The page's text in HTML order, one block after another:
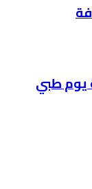
يوم طبي